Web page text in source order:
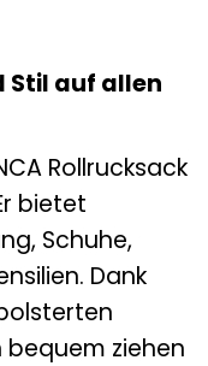
Stil auf allen
Rollrucksack
bietet
Schuhe,
Dank
ziehen